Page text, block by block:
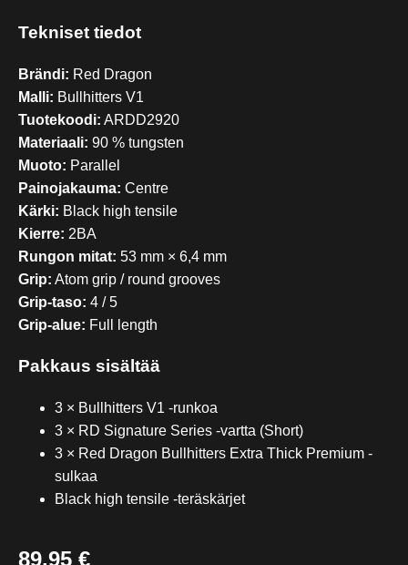
Tekniset tiedot
Brändi: Red Dragon
Malli: Bullhitters V1
Tuotekoodi: ARDD2920
Materiaali: 90 % tungsten
Muoto: Parallel
Painojakauma: Centre
Kärki: Black high tensile
Kierre: 2BA
Rungon mitat: 53 mm × 6,4 mm
Grip: Atom grip / round grooves
Grip-taso: 4 / 5
Grip-alue: Full length
Pakkaus sisältää
3 × Bullhitters V1 -runkoa
3 × RD Signature Series -vartta (Short)
3 × Red Dragon Bullhitters Extra Thick Premium -
sulkaa
Black high tensile -teräskärjet
89,95 €